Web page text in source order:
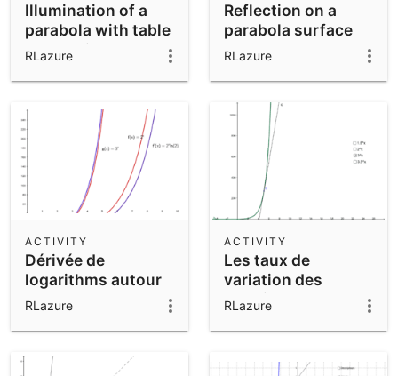
Community Resources
Get started with our Resources
Notes
App Downloads
Illumination of a
parabola with table
calculations
RLazure
Reflection on a
parabola surface
RLazure
Dérivée de
logarithms autour
de la valeur 'e'
ACTIVITY
RLazure
Les taux de
variation des
logarithms
ACTIVITY
RLazure